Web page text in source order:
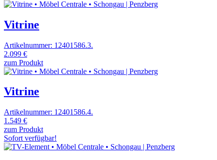
Vitrine
Artikelnummer: 12401586.3.
2.099 €
zum Produkt
Vitrine
Artikelnummer: 12401586.4.
1.549 €
zum Produkt
Sofort verfügbar!